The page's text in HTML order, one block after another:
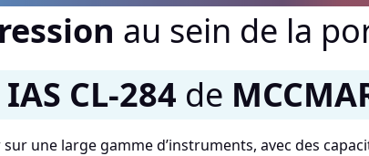
au sein de la
IAS CL-284 de
une large gamme d’instruments, avec des